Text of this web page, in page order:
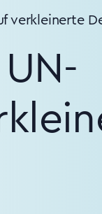
verkleinerte